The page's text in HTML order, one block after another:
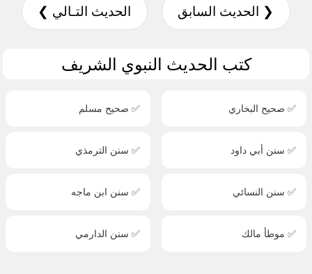
❮ الحديث السابق الحديث التـالي ❯
كتب الحديث النبوي الشريف
✅ صحيح البخاري ✅ صحيح مسلم
✅ سنن أبي داود ✅ سنن الترمذي
✅ سنن النسائي ✅ سنن ابن ماجه
✅ موطأ مالك ✅ سنن الدارمي